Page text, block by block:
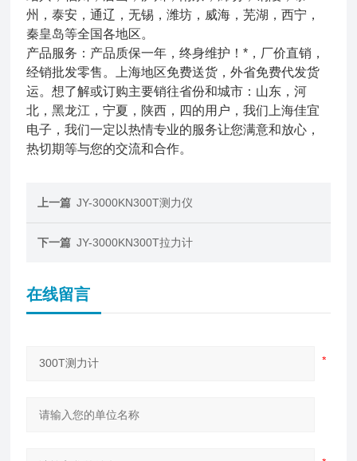
州，泰安，通辽，无锡，潍坊，威海，芜湖，西宁，
秦皇岛等全国各地区。
产品服务：产品质保一年，终身维护！*，厂价直销，
经销批发零售。上海地区免费送货，外省免费代发货
运。想了解或订购主要销往省份和城市：山东，河
北，黑龙江，宁夏，陕西，四的用户，我们上海佳宜
电子，我们一定以热情专业的服务让您满意和放心，
热切期等与您的交流和合作。
上一篇 JY-3000KN300T测力仪
下一篇 JY-3000KN300T拉力计
在线留言